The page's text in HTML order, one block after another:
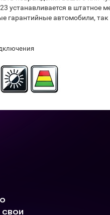
устанавливается в штатное
гарантийные автомобили,